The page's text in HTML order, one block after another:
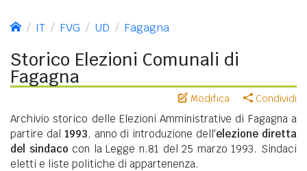
IT FVG UD Fagagna
Storico Elezioni Comunali di
Fagagna
Modifica Condividi
Archivio storico delle Elezioni Amministrative di Fagagna a
partire dal 1993, anno di introduzione dell'elezione diretta
del sindaco con la Legge n.81 del 25 marzo 1993. Sindaci
eletti e liste politiche di appartenenza.